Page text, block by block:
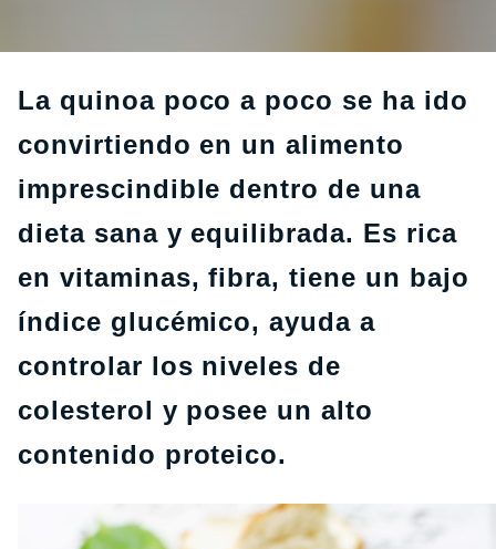
La quinoa poco a poco se ha ido
convirtiendo en un alimento
imprescindible dentro de una
dieta sana y equilibrada. Es rica
en vitaminas, fibra, tiene un bajo
índice glucémico, ayuda a
controlar los niveles de
colesterol y posee un alto
contenido proteico.